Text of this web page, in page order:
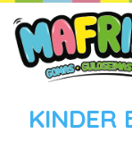
KINDER